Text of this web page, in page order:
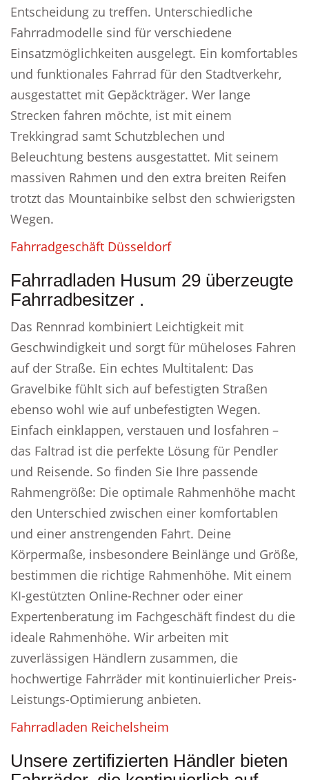
Entscheidung zu treffen. Unterschiedliche
Fahrradmodelle sind für verschiedene
Einsatzmöglichkeiten ausgelegt. Ein komfortables
und funktionales Fahrrad für den Stadtverkehr,
ausgestattet mit Gepäckträger. Wer lange
Strecken fahren möchte, ist mit einem
Trekkingrad samt Schutzblechen und
Beleuchtung bestens ausgestattet. Mit seinem
massiven Rahmen und den extra breiten Reifen
trotzt das Mountainbike selbst den schwierigsten
Wegen.
Fahrradgeschäft Düsseldorf
Fahrradladen Husum 29 überzeugte
Fahrradbesitzer .
Das Rennrad kombiniert Leichtigkeit mit
Geschwindigkeit und sorgt für müheloses Fahren
auf der Straße. Ein echtes Multitalent: Das
Gravelbike fühlt sich auf befestigten Straßen
ebenso wohl wie auf unbefestigten Wegen.
Einfach einklappen, verstauen und losfahren –
das Faltrad ist die perfekte Lösung für Pendler
und Reisende. So finden Sie Ihre passende
Rahmengröße: Die optimale Rahmenhöhe macht
den Unterschied zwischen einer komfortablen
und einer anstrengenden Fahrt. Deine
Körpermaße, insbesondere Beinlänge und Größe,
bestimmen die richtige Rahmenhöhe. Mit einem
KI-gestützten Online-Rechner oder einer
Expertenberatung im Fachgeschäft findest du die
ideale Rahmenhöhe. Wir arbeiten mit
zuverlässigen Händlern zusammen, die
hochwertige Fahrräder mit kontinuierlicher Preis-
Leistungs-Optimierung anbieten.
Fahrradladen Reichelsheim
Unsere zertifizierten Händler bieten